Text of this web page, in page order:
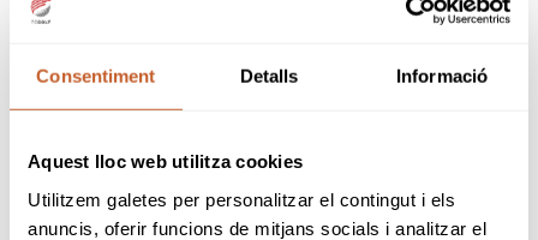
Consentiment Detalls Informació
Aquest lloc web utilitza cookies
Utilitzem galetes per personalitzar el contingut i els
anuncis, oferir funcions de mitjans socials i analitzar el
54Infantiles ( masculinos,
femeninas)
Más información y detalles en el reglamento
de la prueba.